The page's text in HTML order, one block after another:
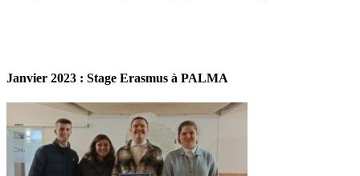
Janvier 2023 : Stage Erasmus à PALMA